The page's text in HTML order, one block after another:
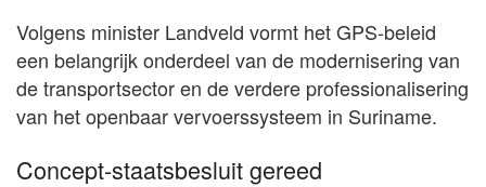
Volgens minister Landveld vormt het GPS-beleid
een belangrijk onderdeel van de modernisering van
de transportsector en de verdere professionalisering
van het openbaar vervoerssysteem in Suriname.
Concept-staatsbesluit gereed